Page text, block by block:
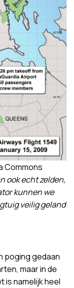
Commons
ook echt zelden,
kunnen we
veilig geland
poging gedaan
maar in de
is namelijk heel